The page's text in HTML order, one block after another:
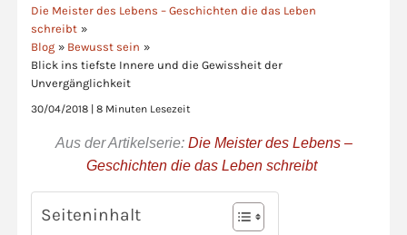
Die Meister des Lebens – Geschichten die das Leben
schreibt
Blog
Bewusst sein
Blick ins tiefste Innere und die Gewissheit der
Unvergänglichkeit
30/04/2018 8 Minuten Lesezeit
Aus der Artikelserie: Die Meister des Lebens –
Geschichten die das Leben schreibt
Seiteninhalt